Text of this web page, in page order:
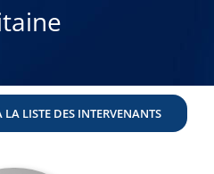
LA LISTE DES INTERVENANTS